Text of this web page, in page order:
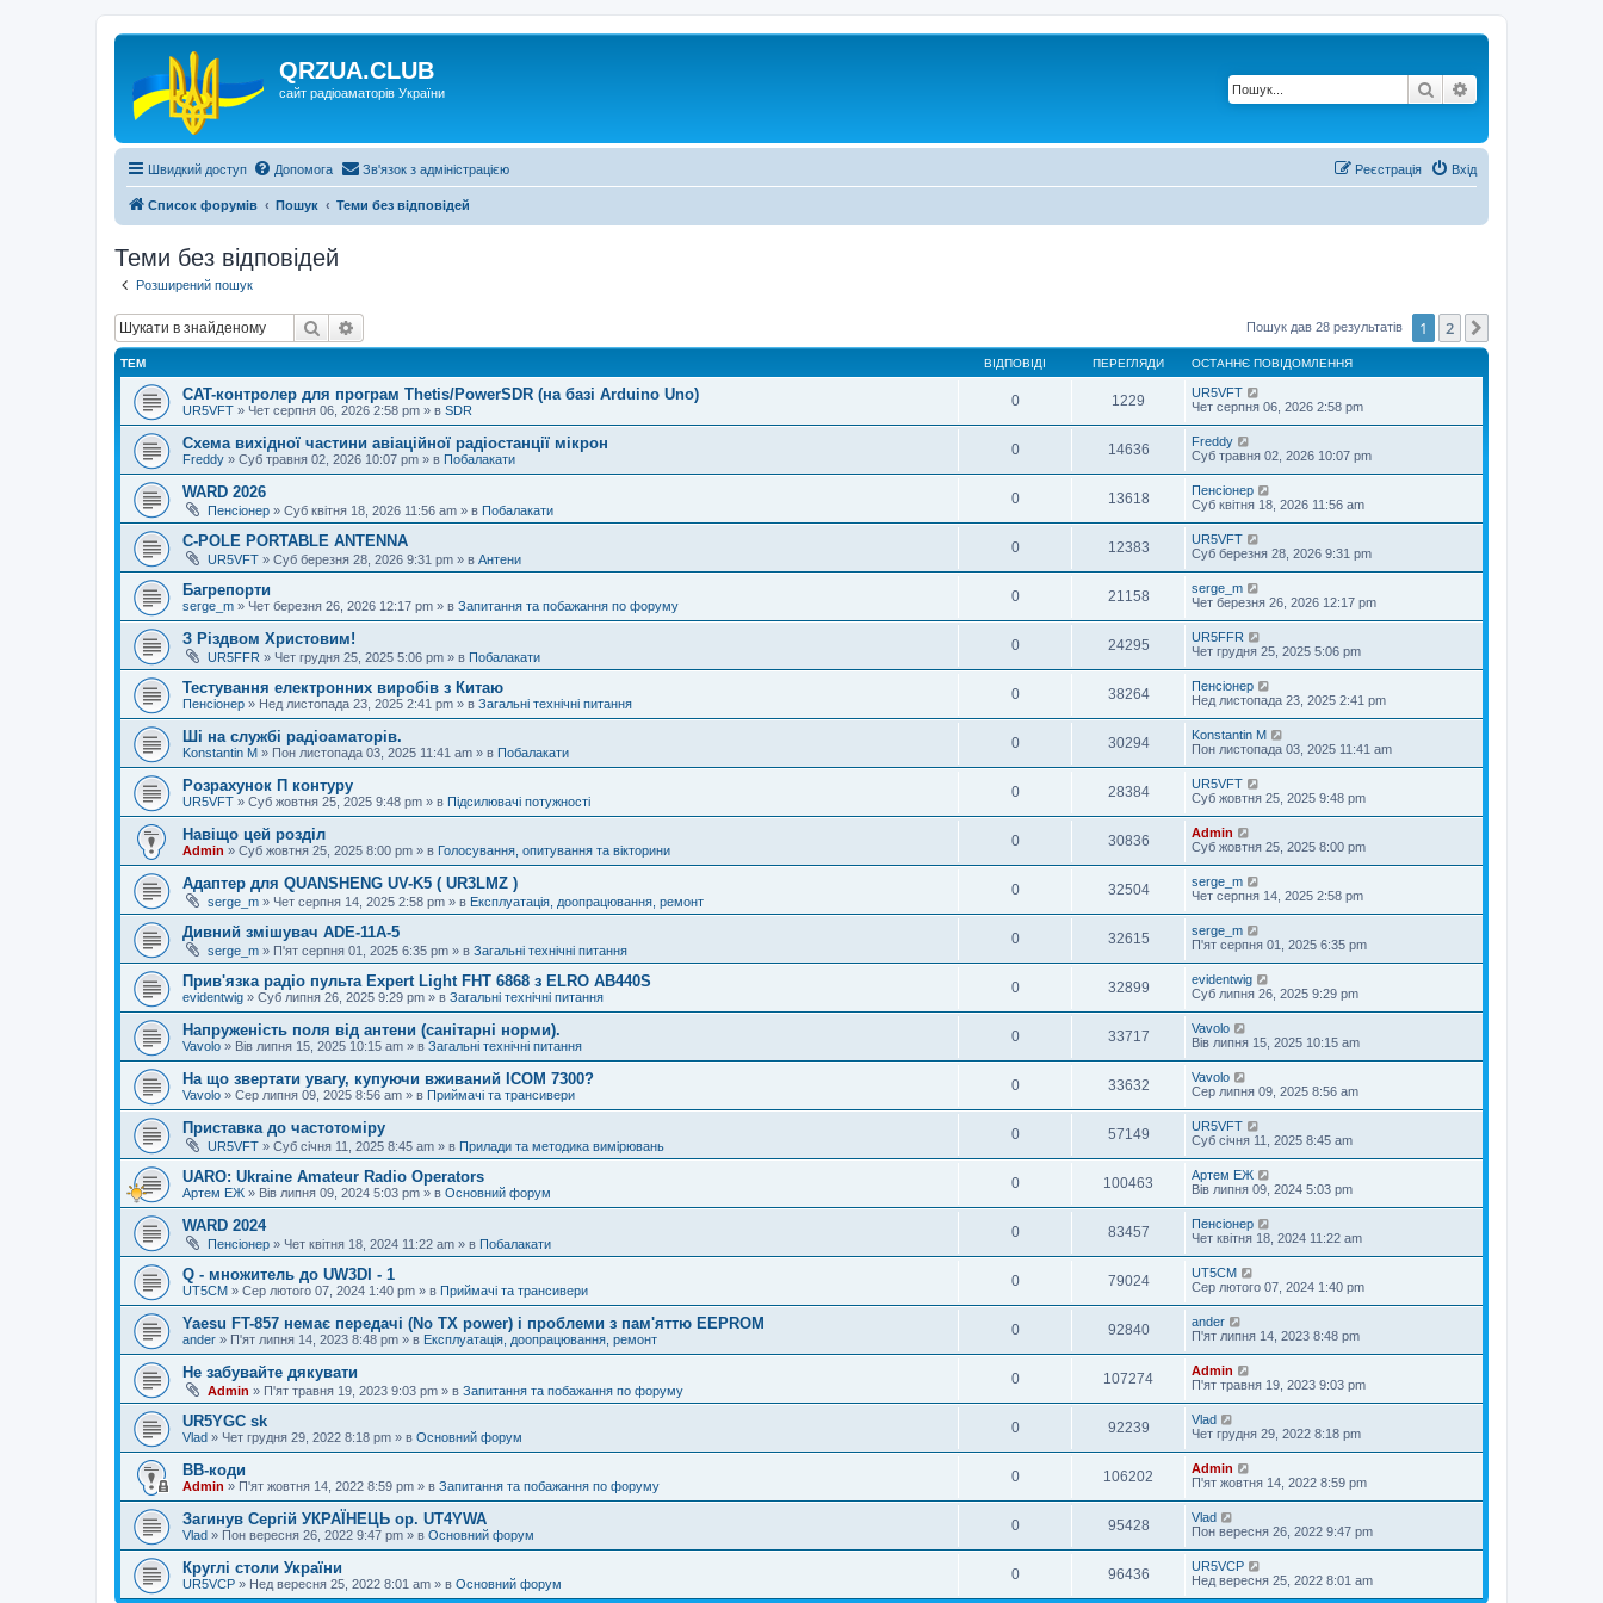
QRZUA.CLUB
сайт радіоаматорів України Пошук
Швидкий доступ Допомога Зв'язок з адміністрацією Вхід
Реєстрація
Список форумів Пошук Теми без відповідей
Теми без відповідей
Розширений пошук
Пошук Пошук дав 28 результатів 1 2
ТЕМ ВІДПОВІДІ ПЕРЕГЛЯДИ ОСТАННЄ ПОВІДОМЛЕННЯ
CAT-контролер для програм Thetis/PowerSDR (на базі Arduino Uno)
UR5VFT » Чет серпня 06, 2026 2:58 pm » в SDR
0 1229
UR5VFT
Чет серпня 06, 2026 2:58 pm
Схема вихідної частини авіаційної радіостанції мікрон
Freddy » Суб травня 02, 2026 10:07 pm » в Побалакати
0 14636
Freddy
Суб травня 02, 2026 10:07 pm
WARD 2026
Пенсіонер » Суб квітня 18, 2026 11:56 am » в Побалакати
0 13618
Пенсіонер
Суб квітня 18, 2026 11:56 am
C-POLE PORTABLE ANTENNA
UR5VFT » Суб березня 28, 2026 9:31 pm » в Антени
0 12383
UR5VFT
Суб березня 28, 2026 9:31 pm
Багрепорти
serge_m » Чет березня 26, 2026 12:17 pm » в Запитання та побажання по форуму
0 21158
serge_m
Чет березня 26, 2026 12:17 pm
З Різдвом Христовим!
UR5FFR » Чет грудня 25, 2025 5:06 pm » в Побалакати
0 24295
UR5FFR
Чет грудня 25, 2025 5:06 pm
Тестування електронних виробів з Китаю
Пенсіонер » Нед листопада 23, 2025 2:41 pm » в Загальні технічні питання
0 38264
Пенсіонер
Нед листопада 23, 2025 2:41 pm
Ші на службі радіоаматорів.
Konstantin M » Пон листопада 03, 2025 11:41 am » в Побалакати
0 30294
Konstantin M
Пон листопада 03, 2025 11:41 am
Розрахунок П контуру
UR5VFT » Суб жовтня 25, 2025 9:48 pm » в Підсилювачі потужності
0 28384
UR5VFT
Суб жовтня 25, 2025 9:48 pm
Навіщо цей розділ
Admin » Суб жовтня 25, 2025 8:00 pm » в Голосування, опитування та вікторини
0 30836
Admin
Суб жовтня 25, 2025 8:00 pm
Адаптер для QUANSHENG UV-K5 ( UR3LMZ )
serge_m » Чет серпня 14, 2025 2:58 pm » в Експлуатація, доопрацювання, ремонт
0 32504
serge_m
Чет серпня 14, 2025 2:58 pm
Дивний змішувач ADE-11A-5
serge_m » П'ят серпня 01, 2025 6:35 pm » в Загальні технічні питання
0 32615
serge_m
П'ят серпня 01, 2025 6:35 pm
Прив'язка радіо пульта Expert Light FHT 6868 з ELRO AB440S
evidentwig » Суб липня 26, 2025 9:29 pm » в Загальні технічні питання
0 32899
evidentwig
Суб липня 26, 2025 9:29 pm
Напруженість поля від антени (санітарні норми).
Vavolo » Вів липня 15, 2025 10:15 am » в Загальні технічні питання
0 33717
Vavolo
Вів липня 15, 2025 10:15 am
На що звертати увагу, купуючи вживаний ICOM 7300?
Vavolo » Сер липня 09, 2025 8:56 am » в Приймачі та трансивери
0 33632
Vavolo
Сер липня 09, 2025 8:56 am
Приставка до частотоміру
UR5VFT » Суб січня 11, 2025 8:45 am » в Прилади та методика вимірювань
0 57149
UR5VFT
Суб січня 11, 2025 8:45 am
UARO: Ukraine Аmateur Radio Operators
Артем ЕЖ » Вів липня 09, 2024 5:03 pm » в Основний форум
0 100463
Артем ЕЖ
Вів липня 09, 2024 5:03 pm
WARD 2024
Пенсіонер » Чет квітня 18, 2024 11:22 am » в Побалакати
0 83457
Пенсіонер
Чет квітня 18, 2024 11:22 am
Q - множитель до UW3DI - 1
UT5CM » Сер лютого 07, 2024 1:40 pm » в Приймачі та трансивери
0 79024
UT5CM
Сер лютого 07, 2024 1:40 pm
Yaesu FT-857 немає передачі (No TX power) і проблеми з пам'яттю EEPROM
ander » П'ят липня 14, 2023 8:48 pm » в Експлуатація, доопрацювання, ремонт
0 92840
ander
П'ят липня 14, 2023 8:48 pm
Не забувайте дякувати
Admin » П'ят травня 19, 2023 9:03 pm » в Запитання та побажання по форуму
0 107274
Admin
П'ят травня 19, 2023 9:03 pm
UR5YGC sk
Vlad » Чет грудня 29, 2022 8:18 pm » в Основний форум
0 92239
Vlad
Чет грудня 29, 2022 8:18 pm
BB-коди
Admin » П'ят жовтня 14, 2022 8:59 pm » в Запитання та побажання по форуму
0 106202
Admin
П'ят жовтня 14, 2022 8:59 pm
Загинув Сергій УКРАЇНЕЦЬ op. UT4YWA
Vlad » Пон вересня 26, 2022 9:47 pm » в Основний форум
0 95428
Vlad
Пон вересня 26, 2022 9:47 pm
Круглі столи України
UR5VCP » Нед вересня 25, 2022 8:01 am » в Основний форум
0 96436
UR5VCP
Нед вересня 25, 2022 8:01 am